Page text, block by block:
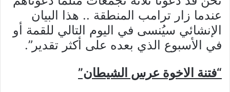
عندما زار ترامب المنطقة .. هذا البيان
الإنشائي سيُنسى في اليوم التالي للقمة أو
في الأسبوع الذي بعده على أكثر تقدير”.
“فتنة الاخوة عرس الشيطان”